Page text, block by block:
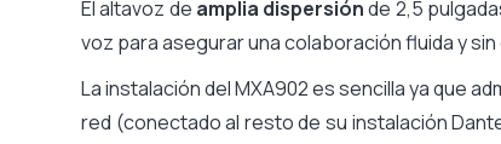
El altavoz de amplia dispersiónde 2,5
voz para asegurar una colaboración fluida y
La instalación del MXA902 es sencilla ya que
red (conectado al resto de su instalación